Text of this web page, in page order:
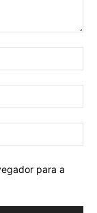
para a